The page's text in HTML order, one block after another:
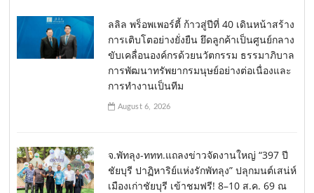
ลลิล พร็อพเพอร์ตี้ ก้าวสู่ปีที่ 40 เดินหน้าสร้าง
การเติบโตอย่างยั่งยืน ยึดลูกค้าเป็นศูนย์กลาง
ขับเคลื่อนองค์กรด้วยนวัตกรรม ธรรมาภิบาล
การพัฒนาทรัพยากรมนุษย์อย่างต่อเนื่องและ
การทำงานเป็นทีม
August 6, 2026
จ.พัทลุง-ททท.แถลงข่าวจัดงานใหญ่ “397 ปี
ชัยบุรี ปาฏิหาริย์แห่งรักพัทลุง” ปลุกมนต์เสน่ห์
เมืองเก่าชัยบุรี เข้าชมฟรี! 8–10 ส.ค. 69 ณ